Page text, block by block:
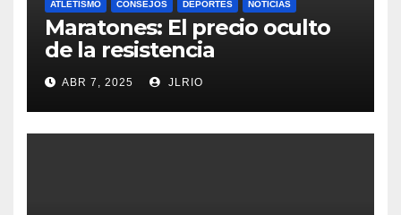
ATLETISMO CONSEJOS DEPORTES NOTICIAS
Maratones: El precio oculto
de la resistencia
ABR 7, 2025 JLRIO